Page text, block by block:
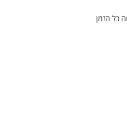
כל הזמן